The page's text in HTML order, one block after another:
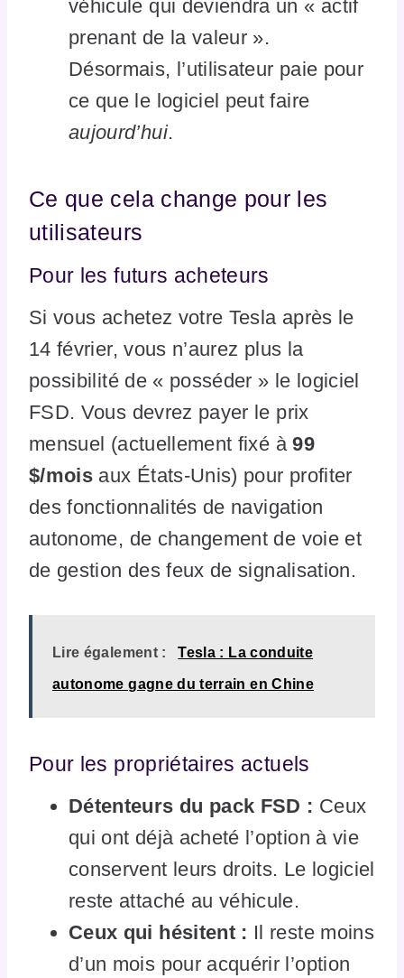
véhicule qui deviendra un « actif
prenant de la valeur ».
Désormais, l’utilisateur paie pour
ce que le logiciel peut faire
aujourd’hui.
Ce que cela change pour les
utilisateurs
Pour les futurs acheteurs
Si vous achetez votre Tesla après le
14 février, vous n’aurez plus la
possibilité de « posséder » le logiciel
FSD. Vous devrez payer le prix
mensuel (actuellement fixé à99
$/mois aux États-Unis) pour profiter
des fonctionnalités de navigation
autonome, de changement de voie et
de gestion des feux de signalisation.
Lire également : Tesla : La conduite
autonome gagne du terrain en Chine
Pour les propriétaires actuels
Détenteurs du pack FSD : Ceux
qui ont déjà acheté l’option à vie
conservent leurs droits. Le logiciel
reste attaché au véhicule.
Ceux qui hésitent : Il reste moins
d’un mois pour acquérir l’option